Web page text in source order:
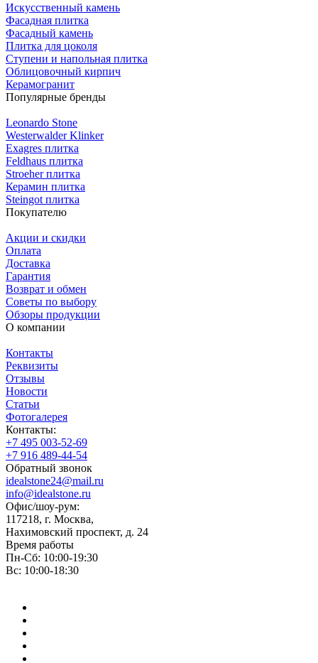
Искусственный камень
Фасадная плитка
Фасадный камень
Плитка для цоколя
Ступени и напольная плитка
Облицовочный кирпич
Керамогранит
Популярные бренды
Leonardo Stone
Westerwalder Klinker
Exagres плитка
Feldhaus плитка
Stroeher плитка
Керамин плитка
Steingot плитка
Покупателю
Акции и скидки
Оплата
Доставка
Гарантия
Возврат и обмен
Советы по выбору
Обзоры продукции
О компании
Контакты
Реквизиты
Отзывы
Новости
Статьи
Фотогалерея
Контакты:
+7 495 003-52-69
+7 916 489-44-54
Обратный звонок
idealstone24@mail.ru
info@idealstone.ru
Офис/шоу-рум:
117218, г. Москва,
Нахимовский проспект, д. 24
Время работы
Пн-Сб: 10:00-19:30
Вс: 10:00-18:30